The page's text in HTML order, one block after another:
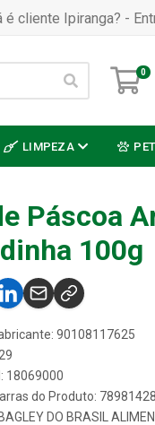
é cliente Ipiranga? -
0
LIMPEZA PET
Páscoa
100g
90108117625
18069000
do Produto:
BAGLEY DO BRASIL